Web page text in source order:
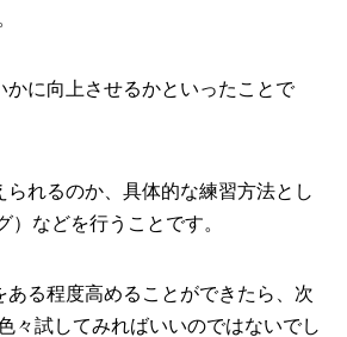
に向上させるかといったことで
れるのか、具体的な練習方法とし
などを行うことです。
る程度高めることができたら、次
々試してみればいいのではないでし